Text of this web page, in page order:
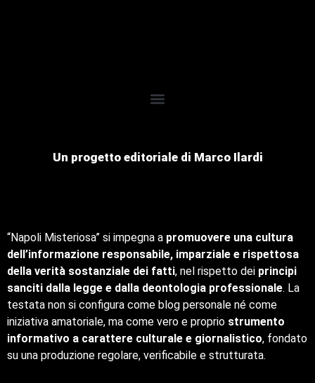
Un progetto editoriale di Marco Ilardi
“Napoli Misteriosa” si impegna a promuovere una cultura
dell’informazione responsabile, imparziale e rispettosa
della verità sostanziale dei fatti, nel rispetto dei principi
sanciti dalla legge e dalla deontologia professionale. La
testata non si configura come blog personale né come
iniziativa amatoriale, ma come vero e proprio strumento
informativo a carattere culturale e giornalistico, fondato
su una produzione regolare, verificabile e strutturata.